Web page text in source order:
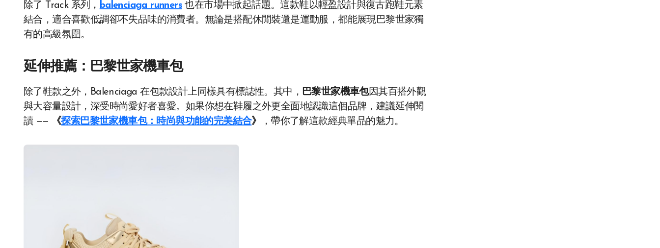
除了 Track 系列， balenciaga runners 也在市場中掀起話題。這款鞋以輕盈設計與復古跑鞋元素
結合，適合喜歡低調卻不失品味的消費者。無論是搭配休閒裝還是運動服，都能展現巴黎世家獨
有的高級氛圍。
延伸推薦：巴黎世家機車包
除了鞋款之外，Balenciaga 在包款設計上同樣具有標誌性。其中， 巴黎世家機車包因其百搭外觀
與大容量設計，深受時尚愛好者喜愛。如果你想在鞋履之外更全面地認識這個品牌，建議延伸閱
讀 ——
《探索巴黎世家機車包：時尚與功能的完美結合》 ，帶你了解這款經典單品的魅力。